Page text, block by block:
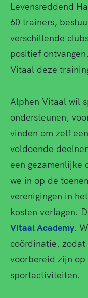
Levensreddend
60 trainers,
verschillende
positief
Vitaal deze
Alphen Vitaal wil
ondersteunen,
vinden om zelf
voldoende
een gezamenlijke
we in op de
verenigingen in
kosten verlagen.
Vitaal Academy.
coördinatie,
voorbereid zijn
sportactiviteiten.